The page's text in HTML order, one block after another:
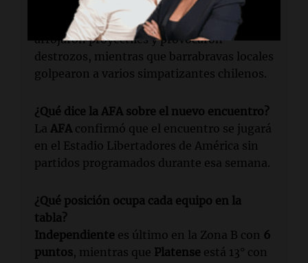
¿Qué sucedió durante los incidentes?
Los simpatizantes deUniversidad de Chile
arrojaron proyectiles y provocaron
destrozos, mientras que barrabravas locales
golpearon a varios simpatizantes chilenos.
¿Qué dice la AFA sobre el nuevo encuentro?
La AFA confirmó que el encuentro se jugará
en el Estadio Libertadores de América sin
partidos programados durante esa semana.
¿Qué posición ocupa cada equipo en la
tabla?
Independiente es último en la Zona B con 6
puntos, mientras que Platense está 13° con